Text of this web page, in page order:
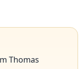
Thomas